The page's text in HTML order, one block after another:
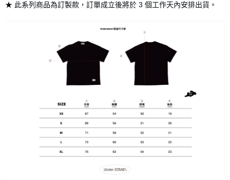
每筆NT$80，滿NT$10,000(含以上)免運費
每筆NT$80，滿NT$10,000(含以上)免運費
每筆NT$130，滿NT$10,000(含以上)免運費
★ 此系列商品為訂製款，訂單成立後將於 3 個工作天內安排出貨。